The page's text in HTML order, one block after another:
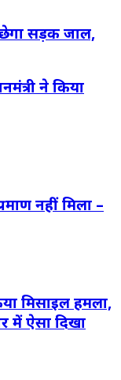
सड़क जाल,
ने किया
नहीं मिला –
मिसाइल हमला,
में ऐसा दिखा